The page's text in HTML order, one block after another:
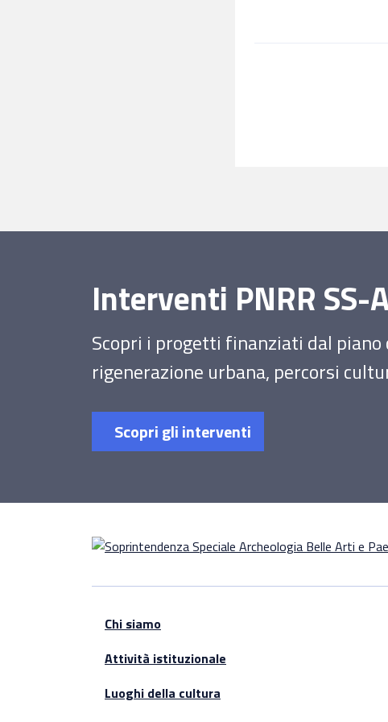
Interventi PNRR SS-
Scopri i progetti finanziati dal
rigenerazione urbana, percorsi
Scopri gli interventi
Chi siamo
Attività istituzionale
Luoghi della cultura